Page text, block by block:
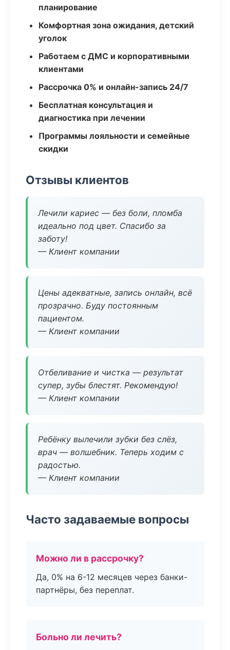
планирование
Комфортная зона ожидания, детский
уголок
Работаем с ДМС и корпоративными
клиентами
Рассрочка 0% и онлайн-запись 24/7
Бесплатная консультация и
диагностика при лечении
Программы лояльности и семейные
скидки
Отзывы клиентов
Лечили кариес — без боли, пломба
идеально под цвет. Спасибо за
заботу!
— Клиент компании
Цены адекватные, запись онлайн, всё
прозрачно. Буду постоянным
пациентом.
— Клиент компании
Отбеливание и чистка — результат
супер, зубы блестят. Рекомендую!
— Клиент компании
Ребёнку вылечили зубки без слёз,
врач — волшебник. Теперь ходим с
радостью.
— Клиент компании
Часто задаваемые вопросы
Можно ли в рассрочку?
Да, 0% на 6-12 месяцев через банки-
партнёры, без переплат.
Больно ли лечить?